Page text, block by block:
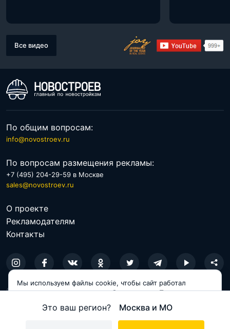
Это ваш регион? Москва и МО
Все видео
По общим вопросам:
info@novostroev.ru
По вопросам размещения рекламы:
+7 (495) 204-29-59 в Москве
sales@novostroev.ru
О проекте
Рекламодателям
Контакты
© 2026 NOVOSTROEV.RU
Политика обработки персональных данных
Мы используем файлы cookie, чтобы сайт работал
корректно и становился удобнее для вас. Продолжая